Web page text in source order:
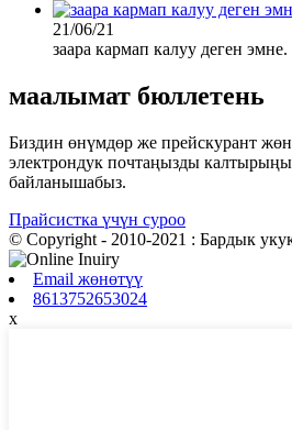
21/06/21
заара кармап калуу деген эмне.
маалымат бюллетень
Биздин өнүмдөр же прейскурант
электрондук почтаңызды
байланышабыз.
Прайсистка үчүн суроо
© Copyright - 2010-2021 : Бардык
Email жөнөтүү
8613752653024
x